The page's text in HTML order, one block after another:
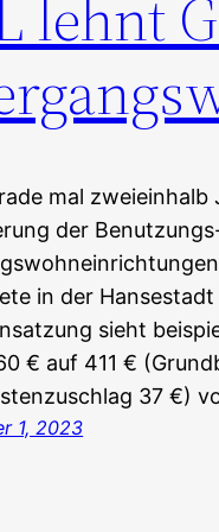
lehnt
mal
der
in der
sieht
€ auf 411 €
37 €)
1, 2023